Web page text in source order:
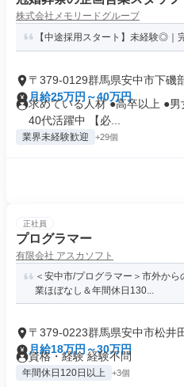
株式会社メモリードグループ
【中途採用スタート】未経験◎｜
〒379-0129群馬県安中市下磯
月給25万円～40万円
求めている人材 ●高卒以上 ●
40代活躍中 【必...
業界未経験歓迎 +29個
正社員
プログラマー
有限会社 アスカソフト
＜安中市/プログラマー＞市外か
業ほぼなし＆年間休日130...
〒379-0223群馬県安中市松井
月給18万円～30万円
資格・経験 経験不問
年間休日120日以上 +3個